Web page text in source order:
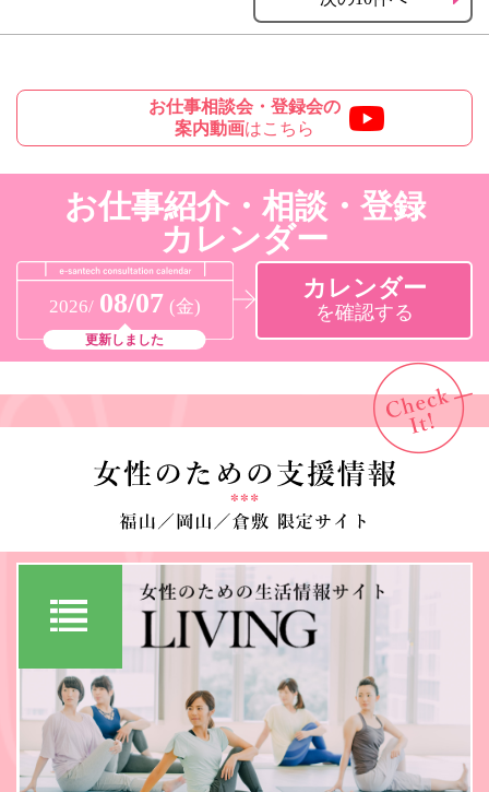
お仕事相談会・登録会の
案内動画はこちら
お仕事紹介・相談・登録
カレンダー
2026/ 08/07 (金)
更新しました
カレンダー
を確認する